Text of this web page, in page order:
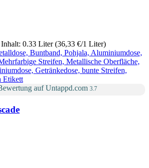
0.33 Liter (36,33 €/1 Liter)
3.7